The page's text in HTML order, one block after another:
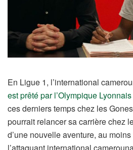
En Ligue 1, l’international
est prêté par l’Olympique Lyonnais
ces derniers temps chez les
pourrait relancer sa carrière chez
d’une nouvelle aventure, au